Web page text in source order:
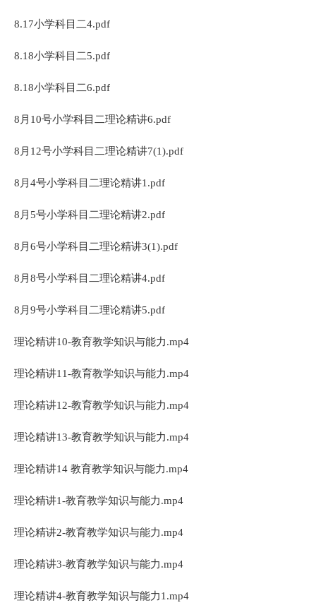
8.17小学科目二4.pdf
8.18小学科目二5.pdf
8.18小学科目二6.pdf
8月10号小学科目二理论精讲6.pdf
8月12号小学科目二理论精讲7(1).pdf
8月4号小学科目二理论精讲1.pdf
8月5号小学科目二理论精讲2.pdf
8月6号小学科目二理论精讲3(1).pdf
8月8号小学科目二理论精讲4.pdf
8月9号小学科目二理论精讲5.pdf
理论精讲10-教育教学知识与能力.mp4
理论精讲11-教育教学知识与能力.mp4
理论精讲12-教育教学知识与能力.mp4
理论精讲13-教育教学知识与能力.mp4
理论精讲14 教育教学知识与能力.mp4
理论精讲1-教育教学知识与能力.mp4
理论精讲2-教育教学知识与能力.mp4
理论精讲3-教育教学知识与能力.mp4
理论精讲4-教育教学知识与能力1.mp4